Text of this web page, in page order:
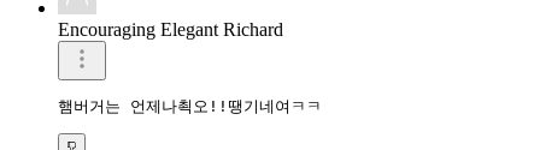
Encouraging Elegant Richard
햄버거는 언제나쵝오!!땡기네여ㅋㅋ